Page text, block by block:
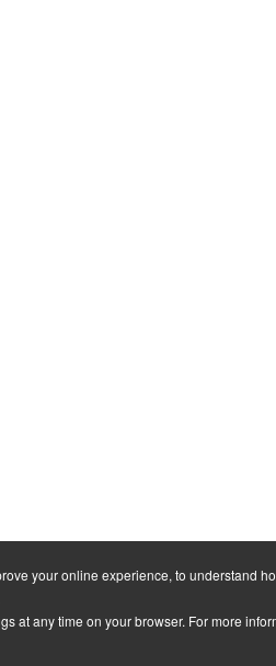
your online experience, to understand
at any time on your browser. For more